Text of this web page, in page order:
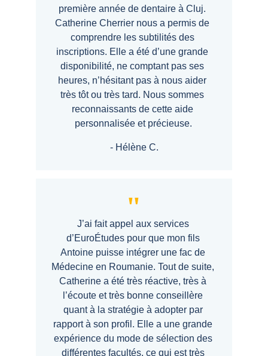
première année de dentaire à Cluj.
Catherine Cherrier nous a permis de
comprendre les subtilités des
inscriptions. Elle a été d’une grande
disponibilité, ne comptant pas ses
heures, n’hésitant pas à nous aider
très tôt ou très tard. Nous sommes
reconnaissants de cette aide
personnalisée et précieuse.
- Hélène C.
"
J’ai fait appel aux services
d’EuroÉtudes pour que mon fils
Antoine puisse intégrer une fac de
Médecine en Roumanie. Tout de suite,
Catherine a été très réactive, très à
l’écoute et très bonne conseillère
quant à la stratégie à adopter par
rapport à son profil. Elle a une grande
expérience du mode de sélection des
différentes facultés, ce qui est très